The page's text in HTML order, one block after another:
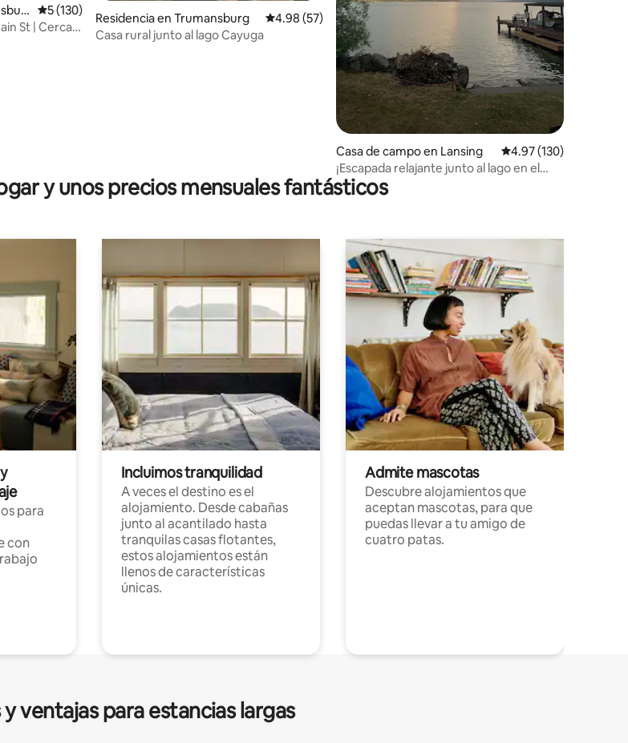
Calificación promedio: 5 de 5; 130 evaluaciones
5 (130)
St | Cerca
Residencia en Trumansburg Calificación promedio: 4.98 de 5; 57 evaluaciones
4.98 (57)
Casa rural junto al lago Cayuga
Casa de campo en Lansing Calificación promedio:
4.97 (130)
¡Escapada relajante junto al lago en el
lago Cayuga!
y unos precios mensuales fantásticos
para
con
Incluimos tranquilidad
A veces el destino es el
alojamiento. Desde cabañas
junto al acantilado hasta
tranquilas casas flotantes,
estos alojamientos están
llenos de características
únicas.
Admite mascotas
Descubre alojamientos que
aceptan mascotas, para que
puedas llevar a tu amigo de
cuatro patas.
ventajas para estancias largas